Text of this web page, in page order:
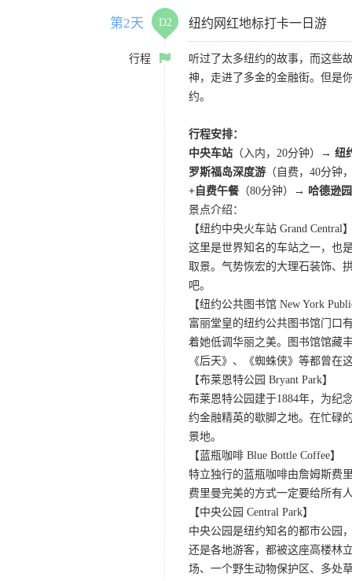
第2天 D2 纽约网红地标打卡一日游
行程
听过了太多纽约的故事，而这些
神，走进了多金的金融街。但是
约。
行程安排：
中央车站 （入内，20分钟）
→ 纽
罗斯福岛深度游 （自费，40分钟
+自费午餐 （80分钟）
→ 哈德逊园
景点介绍：
【纽约中央火车站 Grand Central
这里是世界知名的车站之一，也
取景。气势恢宏的大理石装饰、
吧。
【纽约公共图书馆 New York
富丽堂皇的纽约公共图书馆门口
着她低调华丽之美。图书馆馆藏
《后天》、《蜘蛛侠》等都曾在
【布莱恩特公园 Bryant Park】
布莱恩特公园建于1884年，为纪
约金融精英的歇脚之地。在忙碌
景地。
【蓝瓶咖啡 Blue Bottle Coffee】
特立独行的蓝瓶咖啡由詹姆斯费
费里曼完美的方式一定要给所有
【中央公园 Central Park】
中央公园是纽约知名的都市公园
还是各地游客，都被这座高楼林
场、一个野生动物保护区、多处